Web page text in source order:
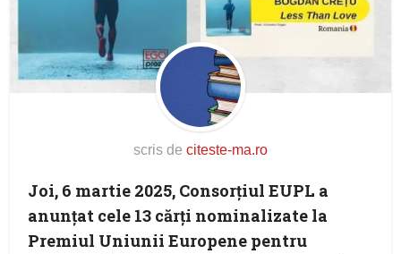
scris de citeste-ma.ro
Joi, 6 martie 2025, Consorțiul EUPL a
anunțat cele 13 cărți nominalizate la
Premiul Uniunii Europene pentru